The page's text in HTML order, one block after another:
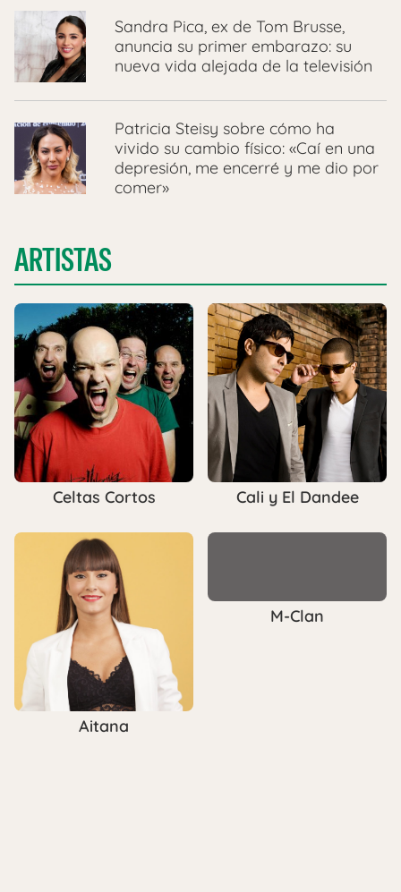
Sandra Pica, ex de Tom Brusse,
anuncia su primer embarazo: su
nueva vida alejada de la televisión
Patricia Steisy sobre cómo ha
vivido su cambio físico: «Caí en una
depresión, me encerré y me dio por
comer»
ARTISTAS
Celtas Cortos Cali y El Dandee
Aitana
M-Clan